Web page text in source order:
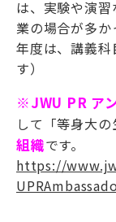
は、実験や演
業の場合が多
年度は、講義
す）
※JWU PR ア
して「等身大
組織です。
https://